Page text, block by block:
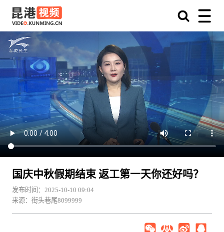
国庆中秋假期结束 返工第一天你还好吗？
发布时间：2025-10-10 09:04
来源：街头巷尾8099999